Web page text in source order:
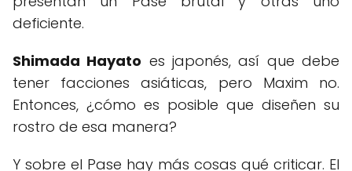
deficiente.
Shimada Hayato es japonés, así que debe
tener facciones asiáticas, pero Maxim no.
Entonces, ¿cómo es posible que diseñen su
rostro de esa manera?
Y sobre el Pase hay más cosas qué criticar. El